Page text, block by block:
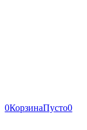
0КорзинаПусто0